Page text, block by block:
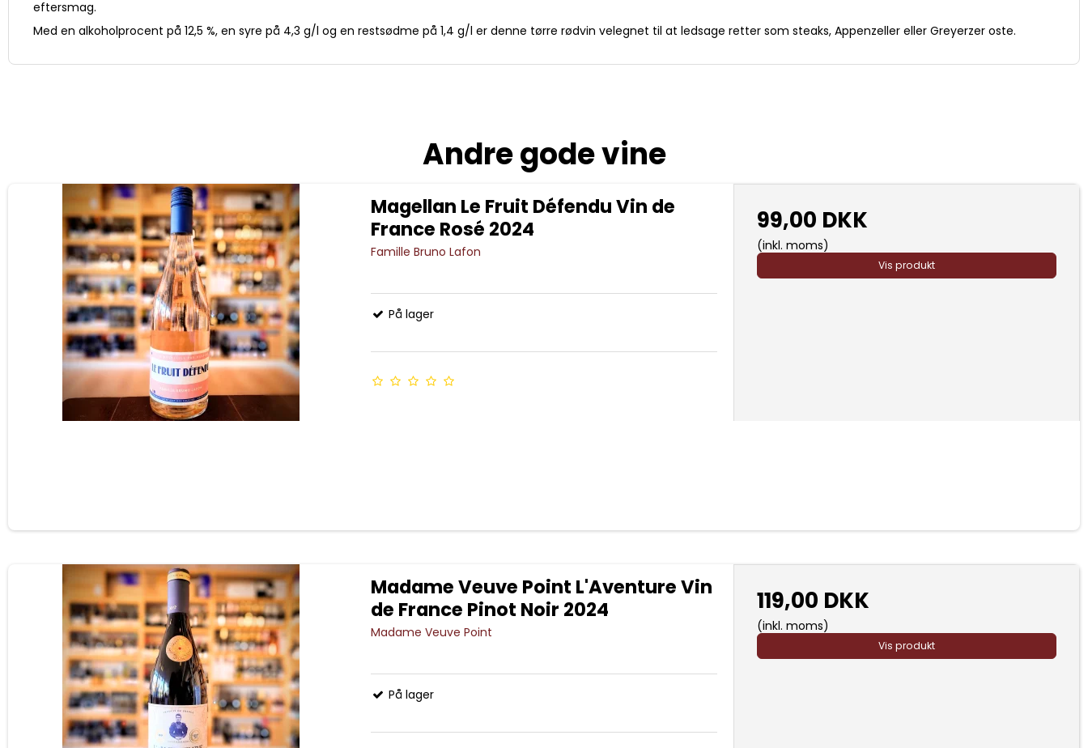
eftersmag. ​
Med en alkoholprocent på 12,5 %, en syre på 4,3 g/l og en restsødme på 1,4 g/l er denne tørre rødvin velegnet til at ledsage retter som steaks, Appenzeller eller Greyerzer oste.
Andre gode vine
Magellan Le Fruit Défendu Vin de
France Rosé 2024
Famille Bruno Lafon
På lager
99,00 DKK
(inkl. moms)
Vis produkt
Madame Veuve Point L'Aventure Vin
de France Pinot Noir 2024
Madame Veuve Point
På lager
119,00 DKK
(inkl. moms)
Vis produkt